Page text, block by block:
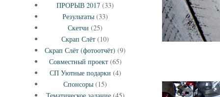
ПРОРЫВ 2017 (33)
Результаты (33)
Скетчи (25)
Скрап Слёт (10)
Скрап Слёт (фотоотчёт) (9)
Совместный проект (65)
СП Уютные подарки (4)
Спонсоры (15)